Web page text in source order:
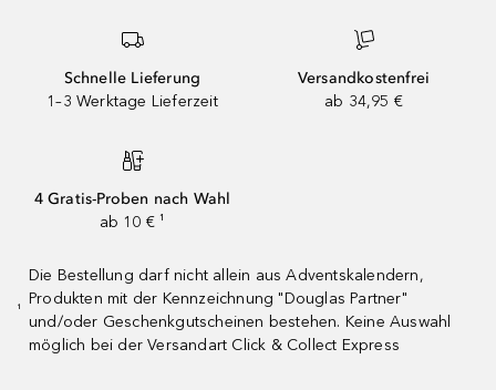
Schnelle Lieferung
1–3 Werktage Lieferzeit
Versandkostenfrei
ab 34,95 €
4 Gratis-Proben nach Wahl
ab 10 € ¹
¹
Die Bestellung darf nicht allein aus Adventskalendern,
Produkten mit der Kennzeichnung "Douglas Partner"
und/oder Geschenkgutscheinen bestehen. Keine Auswahl
möglich bei der Versandart Click & Collect Express